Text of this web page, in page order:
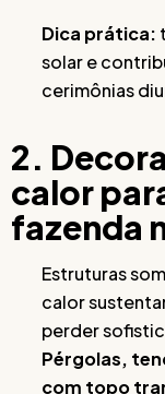
Dica prática:
solar e
cerimônias
2.
calor
fazenda
Estruturas
calor
perder
Pérgolas,
com topo